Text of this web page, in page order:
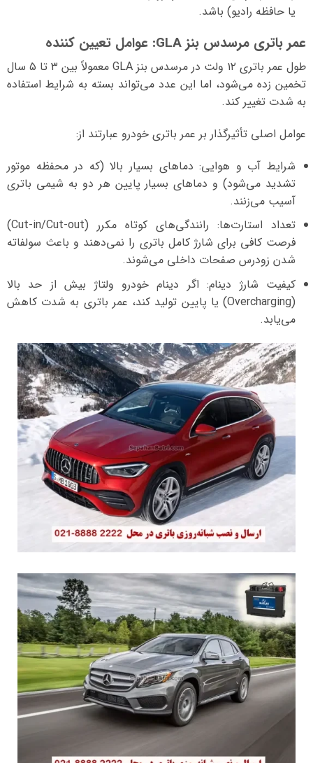
یا حافظه رادیو) باشد.
عمر باتری مرسدس بنز GLA: عوامل تعیین کننده
طول عمر باتری ۱۲ ولت در مرسدس بنز GLA معمولاً بین ۳ تا ۵ سال
تخمین زده می‌شود، اما این عدد می‌تواند بسته به شرایط استفاده
به شدت تغییر کند.
عوامل اصلی تأثیرگذار بر عمر باتری خودرو عبارتند از:
شرایط آب و هوایی: دماهای بسیار بالا (که در محفظه موتور
تشدید می‌شود) و دماهای بسیار پایین هر دو به شیمی باتری
آسیب می‌زنند.
تعداد استارت‌ها: رانندگی‌های کوتاه مکرر (Cut-in/Cut-out)
فرصت کافی برای شارژ کامل باتری را نمی‌دهند و باعث سولفاته
شدن زودرس صفحات داخلی می‌شوند.
کیفیت شارژ دینام: اگر دینام خودرو ولتاژ بیش از حد بالا
(Overcharging) یا پایین تولید کند، عمر باتری به شدت کاهش
می‌یابد.